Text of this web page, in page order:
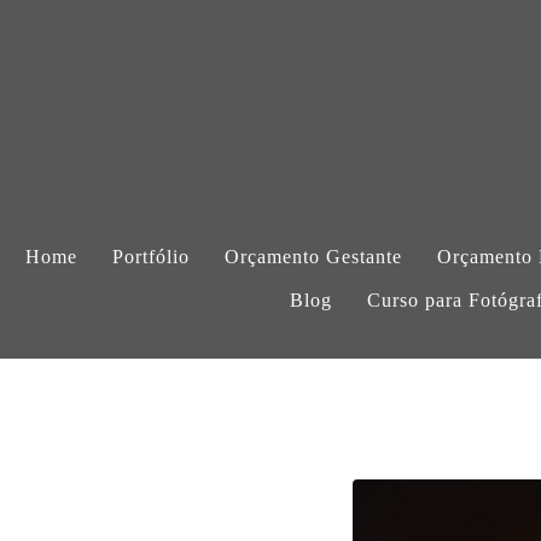
Home Portfólio Orçamento Gestante Orçamento
Blog Curso para